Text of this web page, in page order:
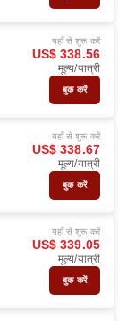
यहाँ से शुरू करें
US$ 338.56
मूल्य/यात्री
बुक करें
यहाँ से शुरू करें
US$ 338.67
मूल्य/यात्री
बुक करें
यहाँ से शुरू करें
US$ 339.05
मूल्य/यात्री
बुक करें